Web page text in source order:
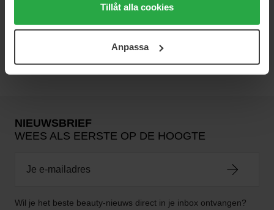
alla cookies, medan du under "Detaljer" kan anpassa
användningen av cookies. Du kan när som helst återkalla
samt vår Integritetspolicy.
Tillåt alla cookies
Anpassa
110ml
All-In-One Mist
100ml
NIEUWSBRIEF
WEES ALS EERSTE OP DE HOOGTE
Wil je het beste beauty-nieuws direct in je inbox ontvangen?